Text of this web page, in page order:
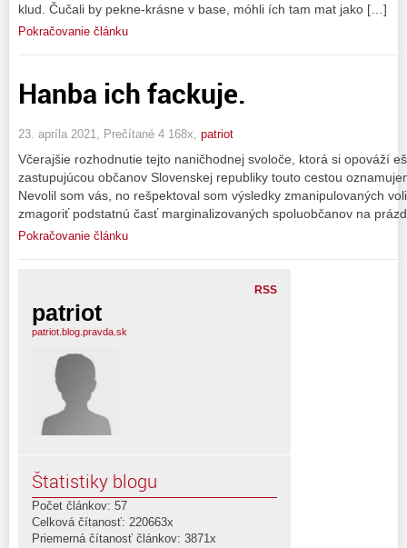
klud. Čučali by pekne-krásne v base, móhli ích tam mat jako […]
Pokračovanie článku
Hanba ich fackuje.
23. apríla 2021, Prečítané 4 168x, patriot
Včerajšie rozhodnutie tejto naničhodnej svoloče, ktorá si opováží
zastupujúcou občanov Slovenskej republiky touto cestou
Nevolil som vás, no rešpektoval som výsledky zmanipulovaných
zmagoriť podstatnú časť marginalizovaných spoluobčanov na
Pokračovanie článku
RSS
patriot
patriot.blog.pravda.sk
Štatistiky blogu
Počet článkov: 57
Celková čítanosť: 220663x
Priemerná čítanosť článkov: 3871x